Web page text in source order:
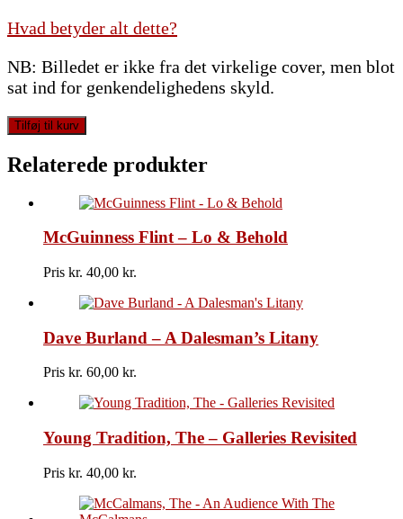
Hvad betyder alt dette?
NB: Billedet er ikke fra det virkelige cover, men blot
sat ind for genkendelighedens skyld.
Tymes,
The
-
Trustmaker
Tilføj til kurv
Relaterede produkter
McGuinness Flint – Lo & Behold
Pris kr. 40,00
Dave Burland – A Dalesman’s Litany
Pris kr. 60,00
Young Tradition, The – Galleries Revisited
Pris kr. 40,00